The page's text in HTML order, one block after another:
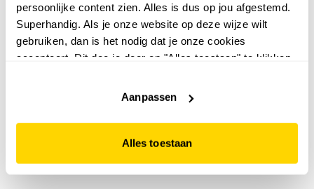
persoonlijke content zien. Alles is dus op jou afgestemd.
Superhandig. Als je onze website op deze wijze wilt
gebruiken, dan is het nodig dat je onze cookies
accepteert. Dit doe je door op "Alles toestaan" te klikken.
website niet optimaal functioneert.
Aanpassen
Alles toestaan